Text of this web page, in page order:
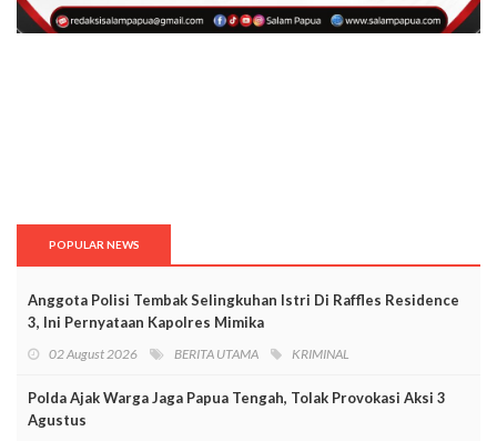
POPULAR NEWS
Anggota Polisi Tembak Selingkuhan Istri Di Raffles Residence
3, Ini Pernyataan Kapolres Mimika
02 August 2026 BERITA UTAMA KRIMINAL
Polda Ajak Warga Jaga Papua Tengah, Tolak Provokasi Aksi 3
Agustus